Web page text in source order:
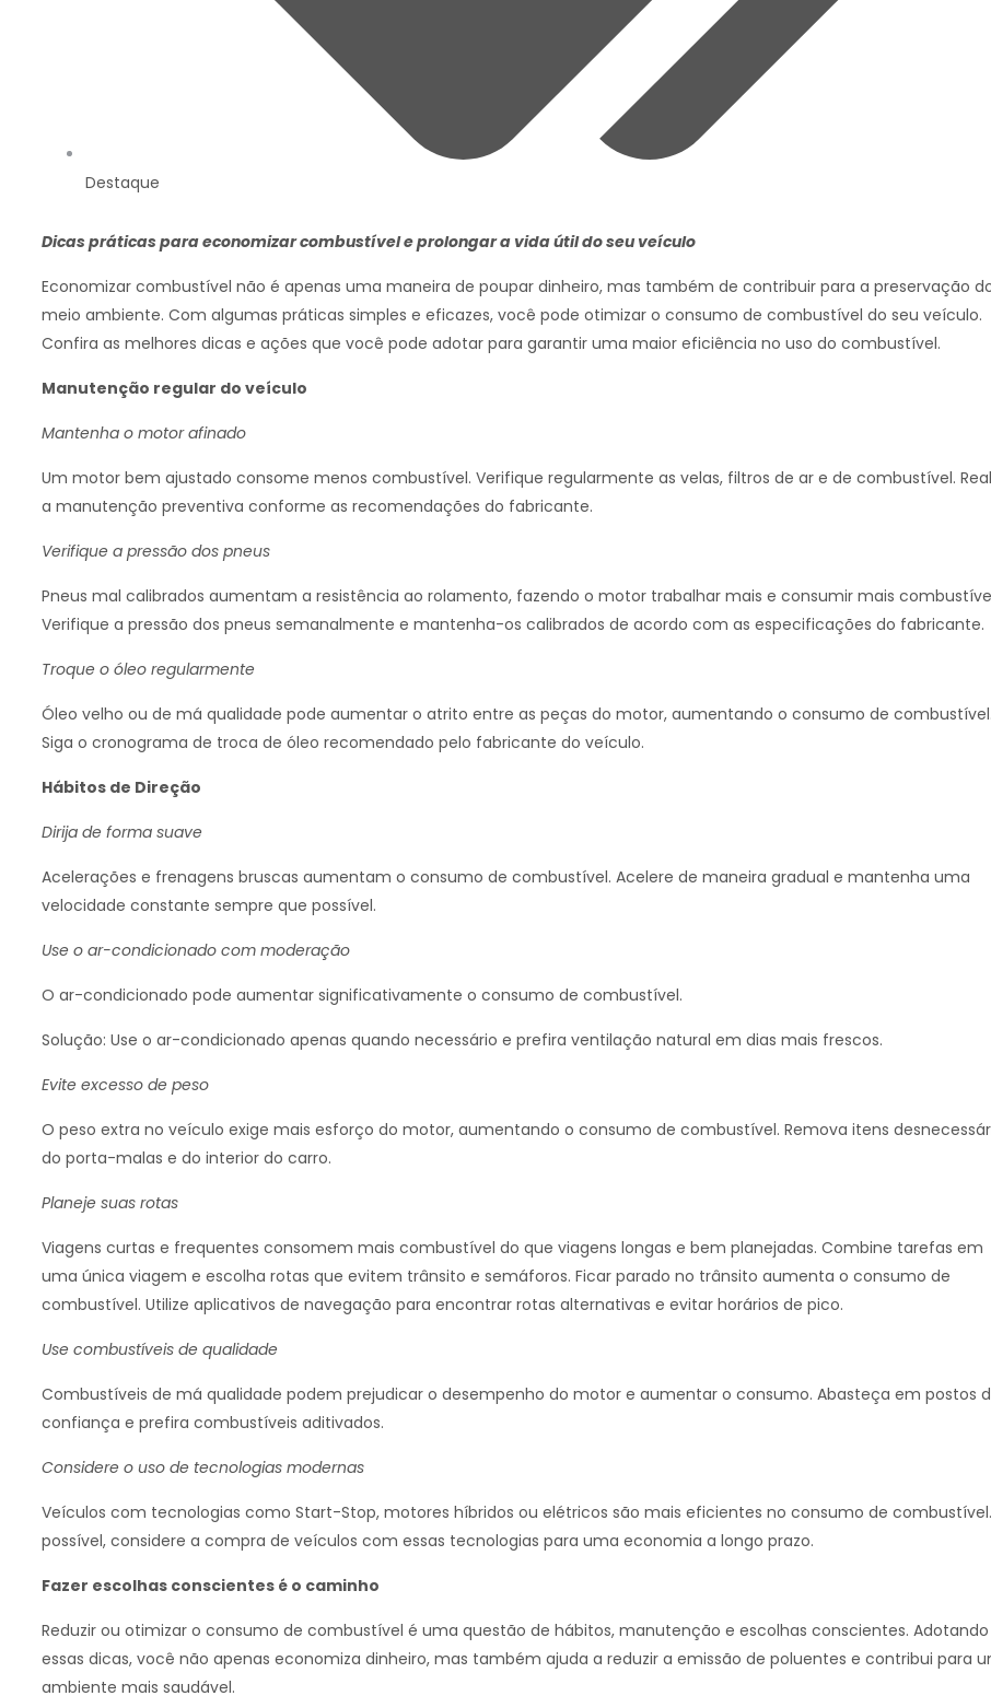
Destaque
Dicas práticas para economizar combustível e prolongar a vida útil do seu veículo
Economizar combustível não é apenas uma maneira de poupar dinheiro, mas também de contribuir para a preservação
meio ambiente. Com algumas práticas simples e eficazes, você pode otimizar o consumo de combustível do seu veículo.
Confira as melhores dicas e ações que você pode adotar para garantir uma maior eficiência no uso do combustível.
Manutenção regular do veículo
Mantenha o motor afinado
Um motor bem ajustado consome menos combustível. Verifique regularmente as velas, filtros de ar e de combustível.
a manutenção preventiva conforme as recomendações do fabricante.
Verifique a pressão dos pneus
Pneus mal calibrados aumentam a resistência ao rolamento, fazendo o motor trabalhar mais e consumir mais
Verifique a pressão dos pneus semanalmente e mantenha-os calibrados de acordo com as especificações do fabricante.
Troque o óleo regularmente
Óleo velho ou de má qualidade pode aumentar o atrito entre as peças do motor, aumentando o consumo de combustível.
Siga o cronograma de troca de óleo recomendado pelo fabricante do veículo.
Hábitos de Direção
Dirija de forma suave
Acelerações e frenagens bruscas aumentam o consumo de combustível. Acelere de maneira gradual e mantenha uma
velocidade constante sempre que possível.
Use o ar-condicionado com moderação
O ar-condicionado pode aumentar significativamente o consumo de combustível.
Solução: Use o ar-condicionado apenas quando necessário e prefira ventilação natural em dias mais frescos.
Evite excesso de peso
O peso extra no veículo exige mais esforço do motor, aumentando o consumo de combustível. Remova itens
do porta-malas e do interior do carro.
Planeje suas rotas
Viagens curtas e frequentes consomem mais combustível do que viagens longas e bem planejadas. Combine tarefas em
uma única viagem e escolha rotas que evitem trânsito e semáforos. Ficar parado no trânsito aumenta o consumo de
combustível. Utilize aplicativos de navegação para encontrar rotas alternativas e evitar horários de pico.
Use combustíveis de qualidade
Combustíveis de má qualidade podem prejudicar o desempenho do motor e aumentar o consumo. Abasteça em postos
confiança e prefira combustíveis aditivados.
Considere o uso de tecnologias modernas
Veículos com tecnologias como Start-Stop, motores híbridos ou elétricos são mais eficientes no consumo de
possível, considere a compra de veículos com essas tecnologias para uma economia a longo prazo.
Fazer escolhas conscientes é o caminho
Reduzir ou otimizar o consumo de combustível é uma questão de hábitos, manutenção e escolhas conscientes. Adotando
essas dicas, você não apenas economiza dinheiro, mas também ajuda a reduzir a emissão de poluentes e contribui para
ambiente mais saudável.